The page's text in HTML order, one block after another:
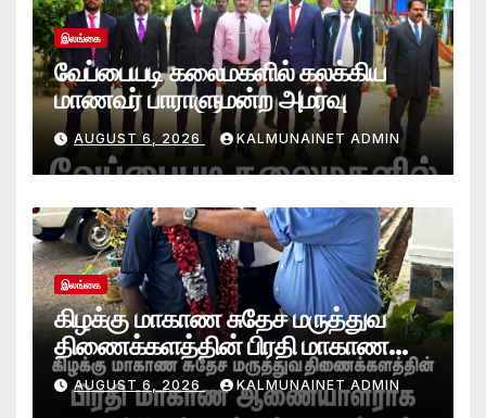
இலங்கை
வேப்பையடி கலைமகளில் கலக்கிய
மாணவர் பாராளுமன்ற அமர்வு
AUGUST 6, 2026 KALMUNAINET ADMIN
இலங்கை
கிழக்கு மாகாண சுதேச மருத்துவ
திணைக்களத்தின் பிரதி மாகாண
ஆணையாளராக வைத்தியர் அன்டன்
அனஸ்டீன் கடமையேற்பு!
AUGUST 6, 2026 KALMUNAINET ADMIN